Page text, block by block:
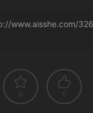
www.aisshe.com/
0 0